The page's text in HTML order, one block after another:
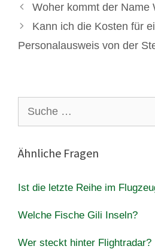
Woher kommt der Name
Kann ich die Kosten für
Personalausweis von der
nach:
Ähnliche Fragen
Ist die letzte Reihe im
Welche Fische Gili Inseln?
Wer steckt hinter Flightradar?